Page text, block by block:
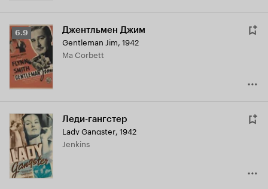
Рейтинг
Кинопоиска
6.9
6.9 Джентльмен Джим
Gentleman Jim, 1942
Ma Corbett
Леди-гангстер
Lady Gangster, 1942
Jenkins